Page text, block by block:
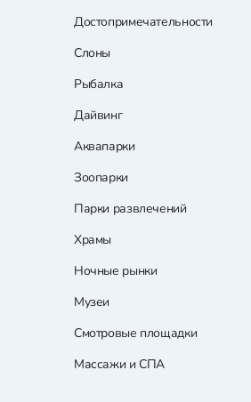
Достопримечательности
Слоны
Рыбалка
Дайвинг
Аквапарки
Зоопарки
Парки развлечений
Храмы
Ночные рынки
Музеи
Смотровые площадки
Массажи и СПА